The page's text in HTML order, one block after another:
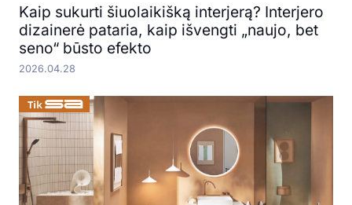
Kaip sukurti šiuolaikišką interjerą? Interjero
dizainerė pataria, kaip išvengti „naujo, bet
seno“ būsto efekto
2026.04.28